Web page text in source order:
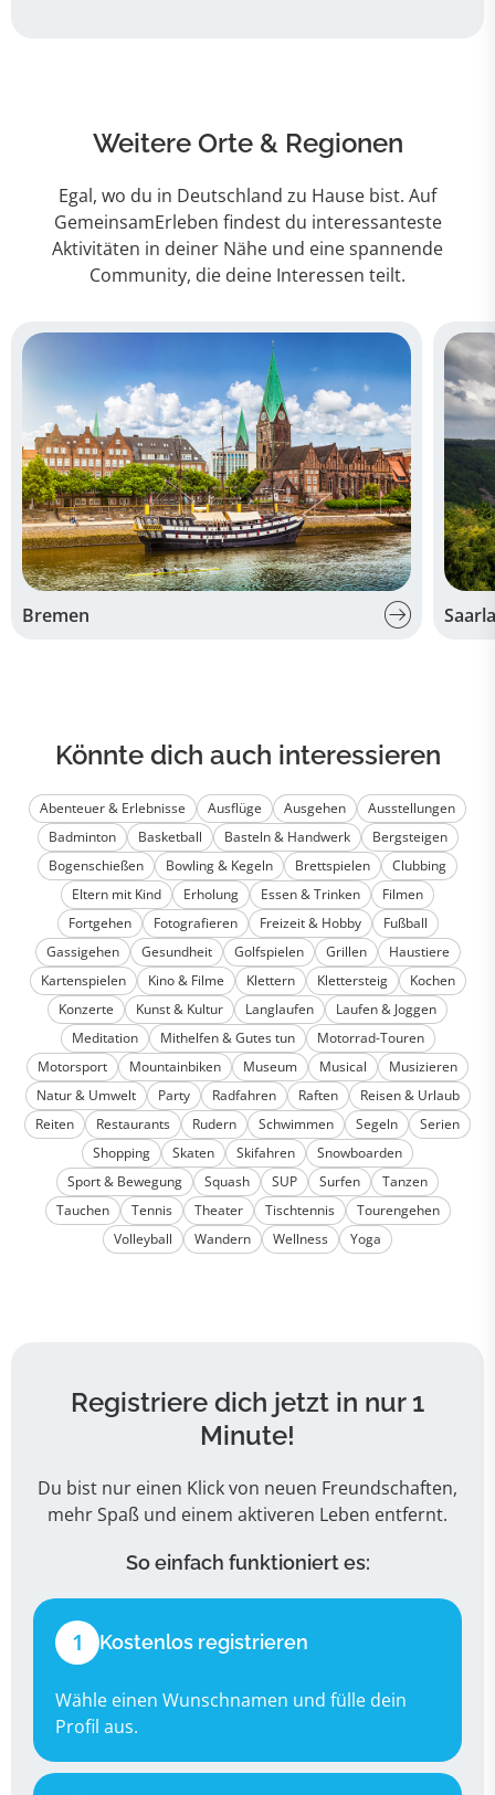
Weitere Orte & Regionen
Egal, wo du in Deutschland zu Hause bist. Auf
GemeinsamErleben findest du interessanteste
Aktivitäten in deiner Nähe und eine spannende
Community, die deine Interessen teilt.
Bremen
Könnte dich auch interessieren
Abenteuer & Erlebnisse Ausflüge Ausgehen
Ausstellungen
Badminton
Basketball Basteln & Handwerk
Bergsteigen
Bogenschießen
Bowling & Kegeln Brettspielen
Clubbing
Eltern mit Kind
Erholung Essen & Trinken
Filmen
Fortgehen
Fotografieren Freizeit & Hobby
Fußball
Gassigehen
Gesundheit Golfspielen Grillen
Haustiere
Kartenspielen
Kino & Filme Klettern Klettersteig
Kochen
Konzerte
Kunst & Kultur Langlaufen
Laufen & Joggen
Meditation
Mithelfen & Gutes tun
Motorrad-Touren
Motorsport
Mountainbiken Museum Musical
Musizieren
Natur & Umwelt
Party Radfahren Raften
Reisen & Urlaub
Reiten
Restaurants Rudern Schwimmen Segeln
Serien
Shopping
Skaten Skifahren
Snowboarden
Sport & Bewegung
Squash SUP Surfen
Tanzen
Tauchen
Tennis Theater Tischtennis
Tourengehen
Volleyball
Wandern Wellness Yoga
Registriere dich jetzt in nur 1
Minute!
Du bist nur einen Klick von neuen Freundschaften,
mehr Spaß und einem aktiveren Leben entfernt.
So einfach funktioniert es:
1 Kostenlos registrieren
Wähle einen Wunschnamen und fülle dein
Profil aus.